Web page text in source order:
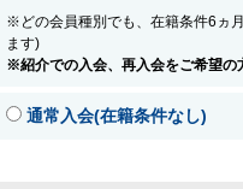
※どの会員種別でも、在籍条件6ヵ
ます)
※紹介での入会、再入会をご希望の
通常入会(在籍条件なし)